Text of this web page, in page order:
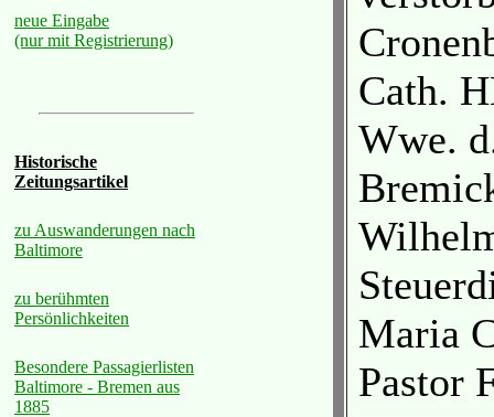
neue Eingabe
(nur mit Registrierung)
Historische
Zeitungsartikel
zu Auswanderungen nach
Baltimore
zu berühmten
Persönlichkeiten
Besondere Passagierlisten
Baltimore - Bremen aus
1885
Cath.
Wwe.
Maria
Pastor